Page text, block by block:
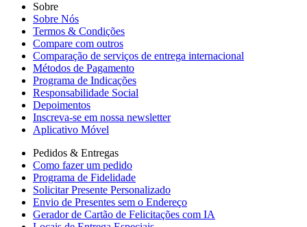
Sobre
Sobre Nós
Termos & Condições
Compare com outros
Comparação de serviços de entrega internacional
Métodos de Pagamento
Programa de Indicações
Responsabilidade Social
Depoimentos
Inscreva-se em nossa newsletter
Aplicativo Móvel
Pedidos & Entregas
Como fazer um pedido
Programa de Fidelidade
Solicitar Presente Personalizado
Envio de Presentes sem o Endereço
Gerador de Cartão de Felicitações com IA